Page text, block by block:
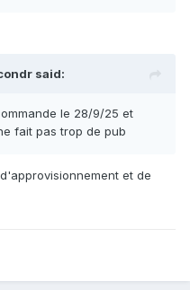
said:
le 28/9/25 et
fait pas trop de pub
et de